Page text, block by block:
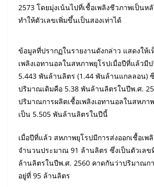
2573 โดยมุ่งเน้นไปที่เชื้อเพลิงชีวภาพเป็นห
ทำให้ตัวเลขเพิ่มขึ้นเป็นสองเท่าได้
ข้อมูลที่ปรากฏในรายงานดังกล่าว แสดงให้เ
เพลิงเอทานอลในสหภาพยุโรปเมื่อปีที่แล้วมี
5.443 พันล้านลิตร (1.44 พันล้านแกลลอน)
ปริมาณเดิมคือ 5.38 พันล้านลิตรในปีพ.ศ.
ปริมาณการผลิตเชื้อเพลิงเอทานอลในสหภา
เป็น 5.505 พันล้านลิตรในปีนี้
เมื่อปีที่แล้ว สหภาพยุโรปมีการส่งออกเชื้อเพ
จำนวนประมาณ 91 ล้านลิตร ซึ่งเป็นตัวเลข
ล้านลิตรในปีพ.ศ. 2560 คาดกันว่าปริมาณก
อยู่ที่ 95 ล้านลิตร